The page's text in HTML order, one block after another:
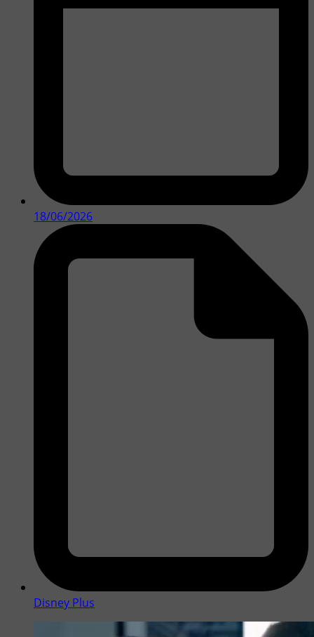
18/06/2026
Disney Plus